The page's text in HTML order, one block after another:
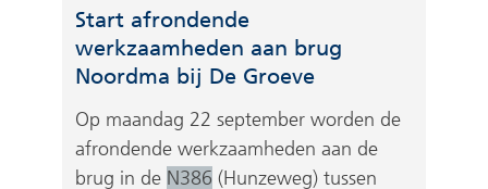
e
n
a
d
e
i
j
s
t
n
a
Start afrondende
werkzaamheden aan brug
Noordma bij De Groeve
Op maandag 22 september worden de
afrondende werkzaamheden aan de
brug in de N386 (Hunzeweg) tussen